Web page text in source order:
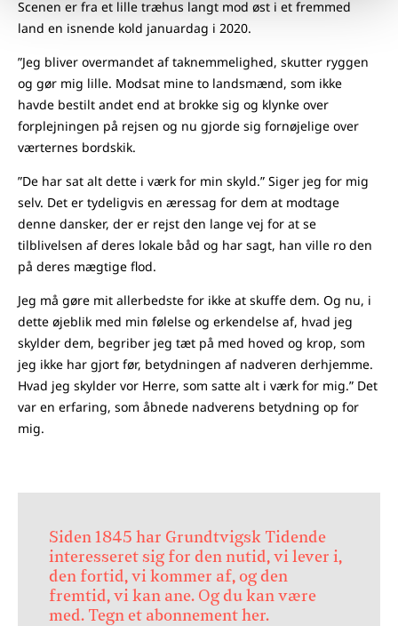
Scenen er fra et lille træhus langt mod øst i et fremmed
land en isnende kold januardag i 2020.
”Jeg bliver overmandet af taknemmelighed, skutter ryggen
og gør mig lille. Modsat mine to landsmænd, som ikke
havde bestilt andet end at brokke sig og klynke over
forplejningen på rejsen og nu gjorde sig fornøjelige over
værternes bordskik.
”De har sat alt dette i værk for min skyld.” Siger jeg for mig
selv. Det er tydeligvis en æressag for dem at modtage
denne dansker, der er rejst den lange vej for at se
tilblivelsen af deres lokale båd og har sagt, han ville ro den
på deres mægtige flod.
Jeg må gøre mit allerbedste for ikke at skuffe dem. Og nu, i
dette øjeblik med min følelse og erkendelse af, hvad jeg
skylder dem, begriber jeg tæt på med hoved og krop, som
jeg ikke har gjort før, betydningen af nadveren derhjemme.
Hvad jeg skylder vor Herre, som satte alt i værk for mig.” Det
var en erfaring, som åbnede nadverens betydning op for
mig.
Siden 1845 har Grundtvigsk Tidende
interesseret sig for den nutid, vi lever i,
den fortid, vi kommer af, og den
fremtid, vi kan ane. Og du kan være
med. Tegn et abonnement her.